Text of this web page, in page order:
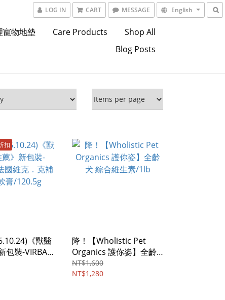
LOG IN CART MESSAGE English
寵物地墊 Care Products
Shop All
Blog Posts
扣
《獸醫
包裝-VIRBAC
克補營養軟
降！【Wholistic Pet
Organics 護你姿】全齡
犬 綜合維生素/1lb
NT$1,600
NT$1,280